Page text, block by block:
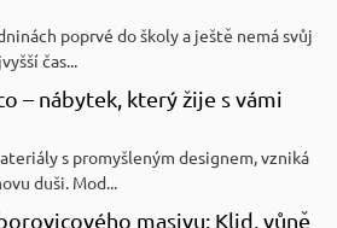
poprvé do školy a ještě nemá svůj
čas...
– nábytek, který žije s vámi
s promyšleným designem, vzniká
duši. Mod...
masivu: Klid, vůně